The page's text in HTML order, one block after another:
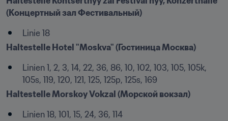
(Концертный зал Фестивальный)
Linie 18
Haltestelle Hotel "Moskva" (Гостиница Москва)
Linien 1, 2, 3, 14, 22, 36, 86, 10, 102, 103, 105, 105k,
105s, 119, 120, 121, 125, 125p, 125s, 169
Haltestelle Morskoy Vokzal (Морской вокзал)
Linien 18, 101, 15, 24, 36, 114